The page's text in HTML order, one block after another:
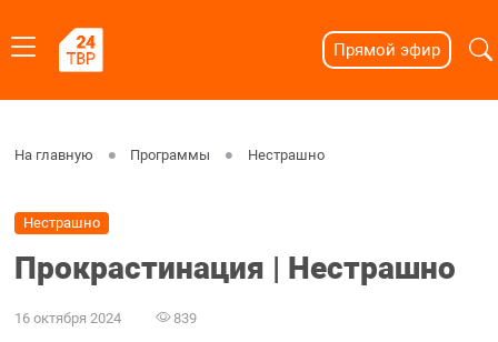
Прямой эфир
На главную Программы Нестрашно
Нестрашно
Прокрастинация | Нестрашно
16 октября 2024 839